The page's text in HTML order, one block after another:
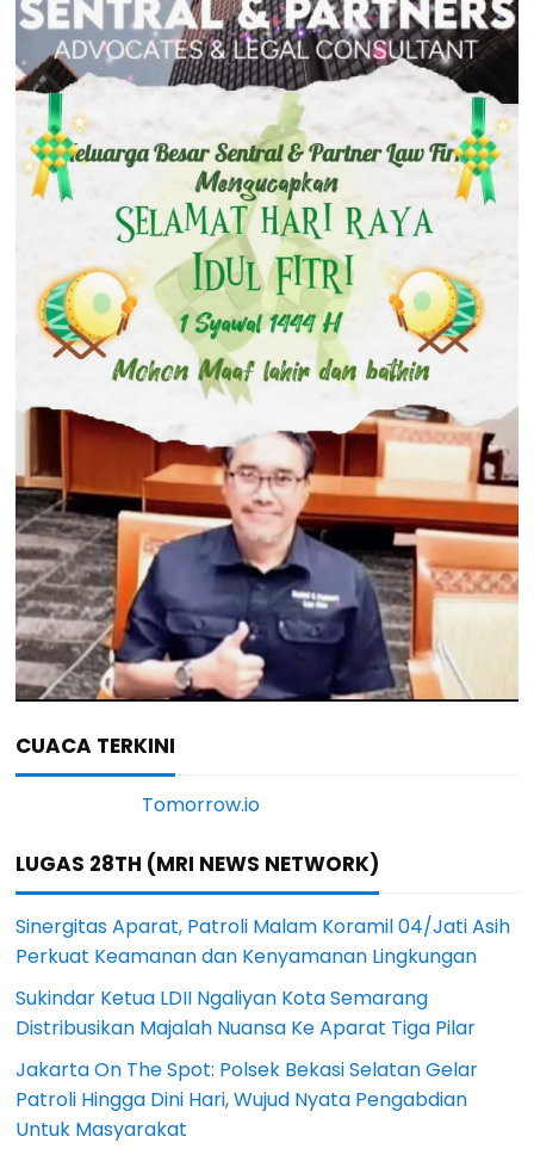
CUACA TERKINI
LUGAS 28TH (MRI NEWS NETWORK)
Sinergitas Aparat, Patroli Malam Koramil 04/Jati Asih
Perkuat Keamanan dan Kenyamanan Lingkungan
Sukindar Ketua LDII Ngaliyan Kota Semarang
Distribusikan Majalah Nuansa Ke Aparat Tiga Pilar
Jakarta On The Spot: Polsek Bekasi Selatan Gelar
Patroli Hingga Dini Hari, Wujud Nyata Pengabdian
Untuk Masyarakat